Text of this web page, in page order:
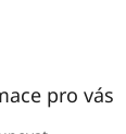
pro vás